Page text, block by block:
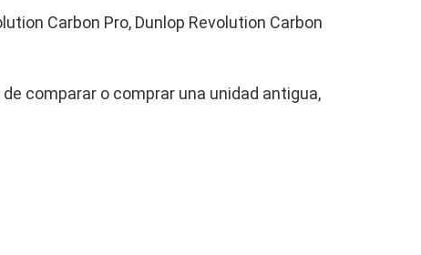
Carbon Pro, Dunlop Revolution Carbon
comparar o comprar una unidad antigua,